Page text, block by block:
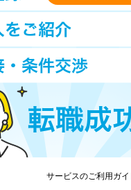
サービスのご利用ガ